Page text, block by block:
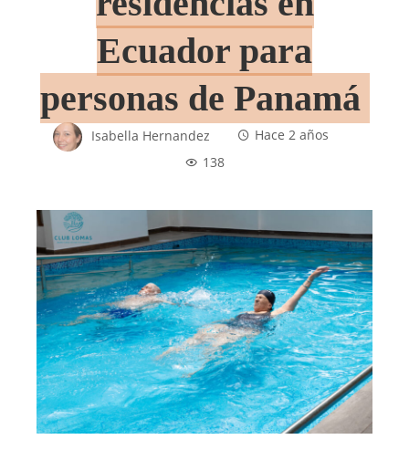
Ecuador para
personas de Panamá
Isabella Hernandez
Hace 2 años
138